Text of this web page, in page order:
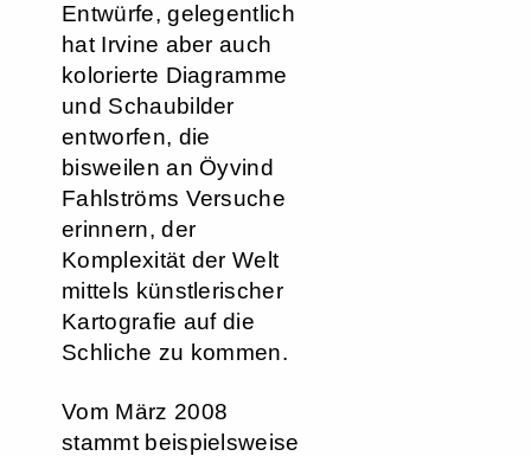
Entwürfe, gelegentlich
hat Irvine aber auch
kolorierte Diagramme
und Schaubilder
entworfen, die
bisweilen an Öyvind
Fahlströms Versuche
erinnern, der
Komplexität der Welt
mittels künstlerischer
Kartografie auf die
Schliche zu kommen.
Vom März 2008
stammt beispielsweise